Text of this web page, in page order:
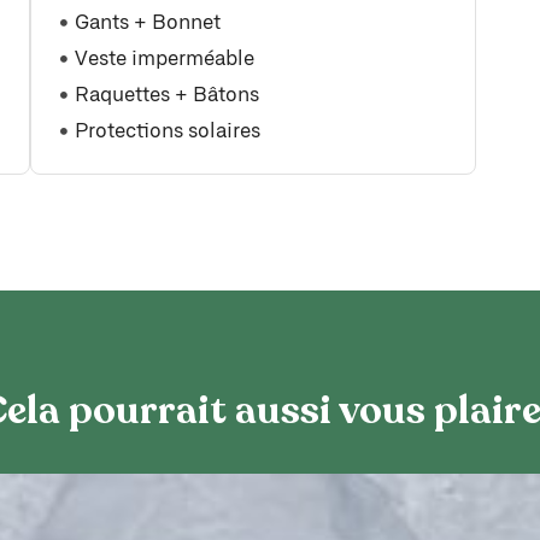
Gants + Bonnet
Veste imperméable
Raquettes + Bâtons
Protections solaires
pourrait aussi vous